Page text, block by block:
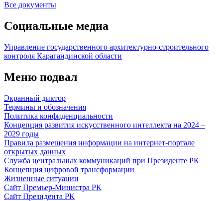
Все документы
Социальные медиа
Управление государственного архитектурно-строительного
контроля Карагандинской области
Меню подвал
Экранный диктор
Термины и обозначения
Политика конфиденциальности
Концепция развития искусственного интеллекта на 2024 –
2029 годы
Правила размещения информации на интернет-портале
открытых данных
Служба центральных коммуникаций при Президенте РК
Концепция цифровой трансформации
Жизненные ситуации
Сайт Премьер-Министра РК
Сайт Президента РК